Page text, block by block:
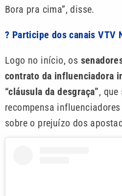
Bora pra cima”, disse.
? Participe dos canais VTV
Logo no início, os
contrato da influenciadora
“cláusula da desgraça”, que
recompensa
sobre o prejuízo dos